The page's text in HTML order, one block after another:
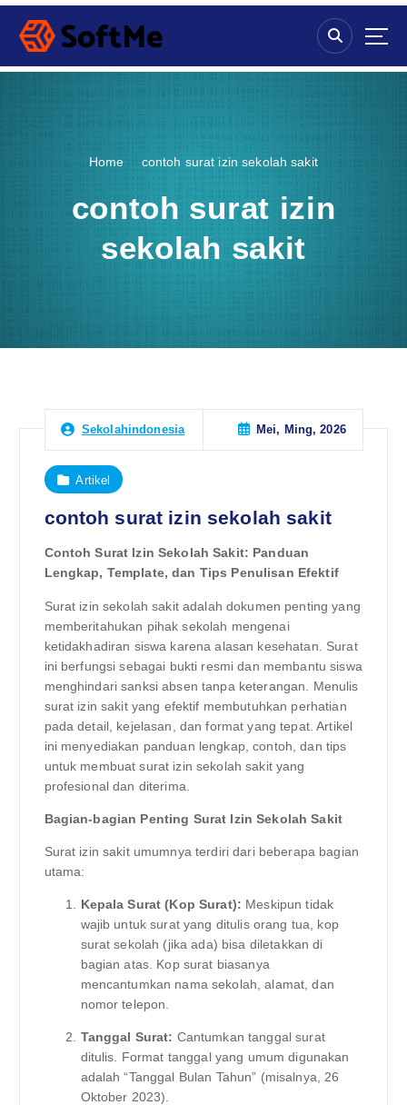
S
p
Home contoh surat izin sekolah sakit
contoh surat izin
sekolah sakit
Sekolahindonesia Mei, Ming, 2026
Artikel
contoh surat izin sekolah sakit
Contoh Surat Izin Sekolah Sakit: Panduan
Lengkap, Template, dan Tips Penulisan Efektif
Surat izin sekolah sakit adalah dokumen penting yang
memberitahukan pihak sekolah mengenai
ketidakhadiran siswa karena alasan kesehatan. Surat
ini berfungsi sebagai bukti resmi dan membantu siswa
menghindari sanksi absen tanpa keterangan. Menulis
surat izin sakit yang efektif membutuhkan perhatian
pada detail, kejelasan, dan format yang tepat. Artikel
ini menyediakan panduan lengkap, contoh, dan tips
untuk membuat surat izin sekolah sakit yang
profesional dan diterima.
Bagian-bagian Penting Surat Izin Sekolah Sakit
Surat izin sakit umumnya terdiri dari beberapa bagian
utama:
Kepala Surat (Kop Surat): Meskipun tidak
wajib untuk surat yang ditulis orang tua, kop
surat sekolah (jika ada) bisa diletakkan di
bagian atas. Kop surat biasanya
mencantumkan nama sekolah, alamat, dan
nomor telepon.
Tanggal Surat: Cantumkan tanggal surat
ditulis. Format tanggal yang umum digunakan
adalah “Tanggal Bulan Tahun” (misalnya, 26
Oktober 2023).